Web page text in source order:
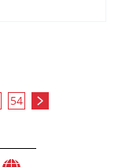
54